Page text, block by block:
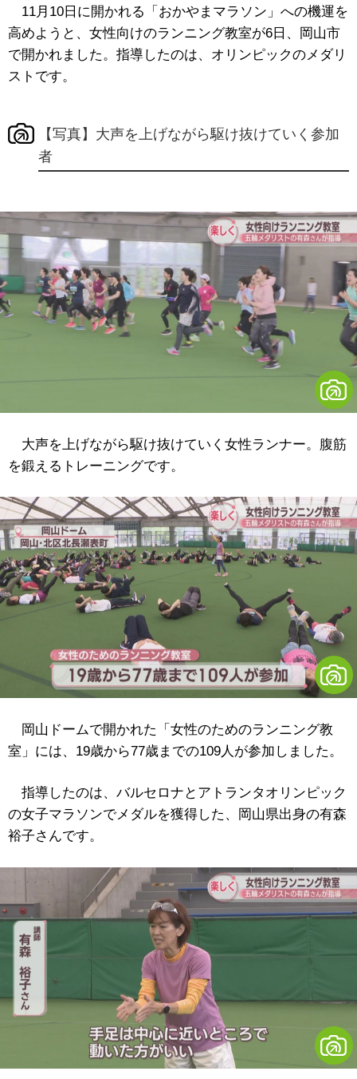
11月10日に開かれる「おかやまマラソン」への機運を
高めようと、女性向けのランニング教室が6日、岡山市
で開かれました。指導したのは、オリンピックのメダリ
ストです。
【写真】大声を上げながら駆け抜けていく参加
者
大声を上げながら駆け抜けていく女性ランナー。腹筋
を鍛えるトレーニングです。
岡山ドームで開かれた「女性のためのランニング教
室」には、19歳から77歳までの109人が参加しました。
指導したのは、バルセロナとアトランタオリンピック
の女子マラソンでメダルを獲得した、岡山県出身の有森
裕子さんです。